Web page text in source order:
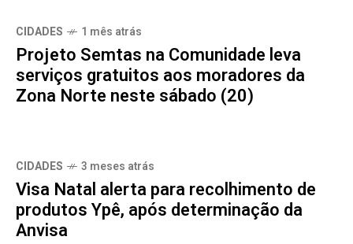
CIDADES 1 mês atrás
Projeto Semtas na Comunidade leva
serviços gratuitos aos moradores da
Zona Norte neste sábado (20)
CIDADES 3 meses atrás
Visa Natal alerta para recolhimento de
produtos Ypê, após determinação da
Anvisa